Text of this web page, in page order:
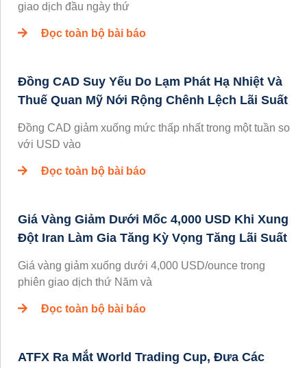
giao dịch đầu ngày thứ
Đọc toàn bộ bài báo
Đồng CAD Suy Yếu Do Lạm Phát Hạ Nhiệt Và
Thuế Quan Mỹ Nới Rộng Chênh Lệch Lãi Suất
Đồng CAD giảm xuống mức thấp nhất trong một tuần so
với USD vào
Đọc toàn bộ bài báo
Giá Vàng Giảm Dưới Mốc 4,000 USD Khi Xung
Đột Iran Làm Gia Tăng Kỳ Vọng Tăng Lãi Suất
Giá vàng giảm xuống dưới 4,000 USD/ounce trong
phiên giao dịch thứ Năm và
Đọc toàn bộ bài báo
ATFX Ra Mắt World Trading Cup, Đưa Các